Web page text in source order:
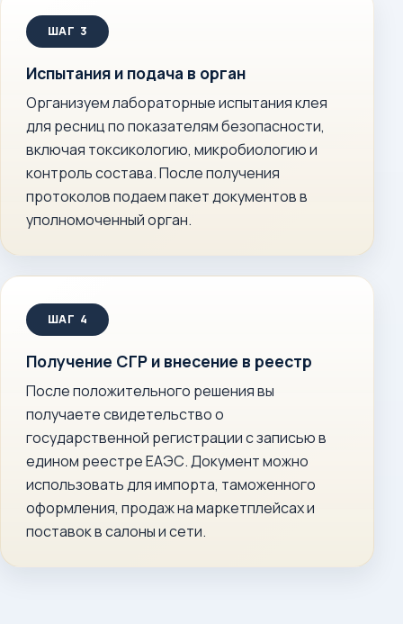
Испытания и подача в орган
Организуем лабораторные испытания клея
для ресниц по показателям безопасности,
включая токсикологию, микробиологию и
контроль состава. После получения
протоколов подаем пакет документов в
уполномоченный орган.
Получение СГР и внесение в реестр
После положительного решения вы
получаете свидетельство о
государственной регистрации с записью в
едином реестре ЕАЭС. Документ можно
использовать для импорта, таможенного
оформления, продаж на маркетплейсах и
поставок в салоны и сети.